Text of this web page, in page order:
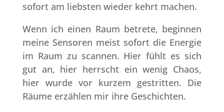
sofort am liebsten wieder kehrt machen.
Wenn ich einen Raum betrete, beginnen
meine Sensoren meist sofort die Energie
im Raum zu scannen. Hier fühlt es sich
gut an, hier herrscht ein wenig Chaos,
hier wurde vor kurzem gestritten. Die
Räume erzählen mir ihre Geschichten.